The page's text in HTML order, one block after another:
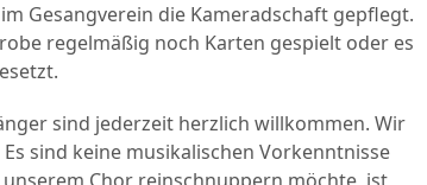
Gesangverein die Kameradschaft gepflegt.
regelmäßig noch Karten gespielt oder es
sind jederzeit herzlich willkommen. Wir
sind keine musikalischen Vorkenntnisse